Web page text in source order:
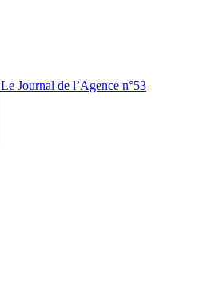
Le Journal de l’Agence n°53